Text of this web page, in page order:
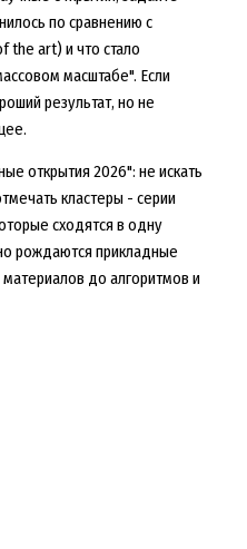
по сравнению с
art) и что стало
масштабе". Если
результат, но не
открытия 2026": не искать
кластеры - серии
сходятся в одну
рождаются прикладные
до алгоритмов и